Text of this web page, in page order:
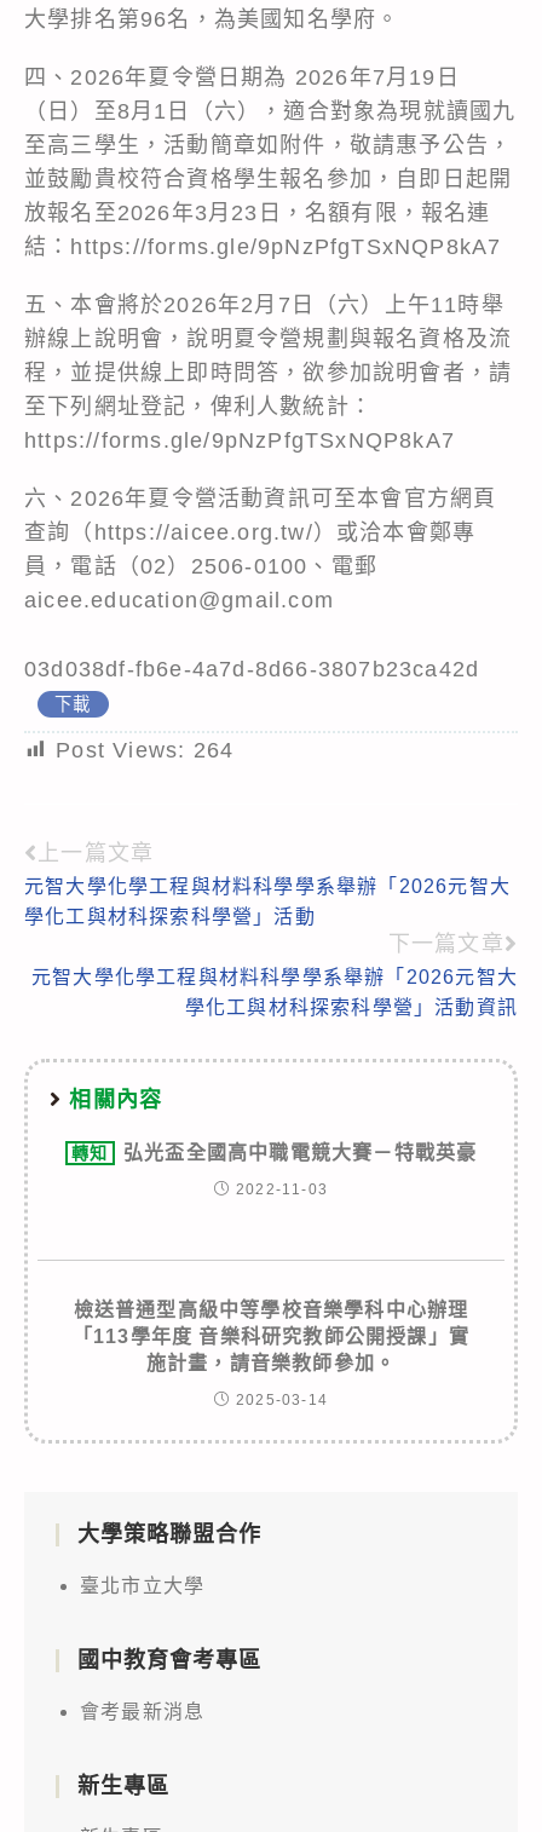
大學排名第96名，為美國知名學府。
四、2026年夏令營日期為 2026年7月19日
（日）至8月1日（六），適合對象為現就讀國九
至高三學生，活動簡章如附件，敬請惠予公告，
並鼓勵貴校符合資格學生報名參加，自即日起開
放報名至2026年3月23日，名額有限，報名連
結： https://forms.gle/9pNzPfgTSxNQP8kA7
五、本會將於2026年2月7日（六）上午11時舉
辦線上說明會，說明夏令營規劃與報名資格及流
程，並提供線上即時問答，欲參加說明會者，請
至下列網址登記，俾利人數統計：
https://forms.gle/9pNzPfgTSxNQP8kA7
六、2026年夏令營活動資訊可至本會官方網頁
查詢（https://aicee.org.tw/）或洽本會鄭專
員，電話（02）2506-0100、電郵
aicee.education@gmail.com
03d038df-fb6e-4a7d-8d66-3807b23ca42d
下載
Post Views: 264
Read
more
上一篇文章
元智大學化學工程與材料科學學系舉辦「2026元智大
學化工與材科探索科學營」活動
下一篇文章
元智大學化學工程與材料科學學系舉辦「2026元智大
學化工與材科探索科學營」活動資訊
相關內容
轉知 弘光盃全國高中職電競大賽－特戰英豪
2022-11-03
檢送普通型高級中等學校音樂學科中心辦理
「113學年度 音樂科研究教師公開授課」實
施計畫，請音樂教師參加。
2025-03-14
大學策略聯盟合作
臺北市立大學
國中教育會考專區
會考最新消息
新生專區